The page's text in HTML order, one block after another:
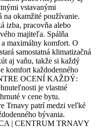
vstavanými
na okamžité používanie.
izba, pracovňa alebo
majiteľa. Spálňa
maximálny komfort. O
samostatná klimatizačná
aj vaňu, takže si každý
komfort každodenného
OCENÍ KAŽDÝ:
je vlastné
v cene bytu.
Trnavy patrí medzi veľké
bývania.
| CENTRUM TRNAVY